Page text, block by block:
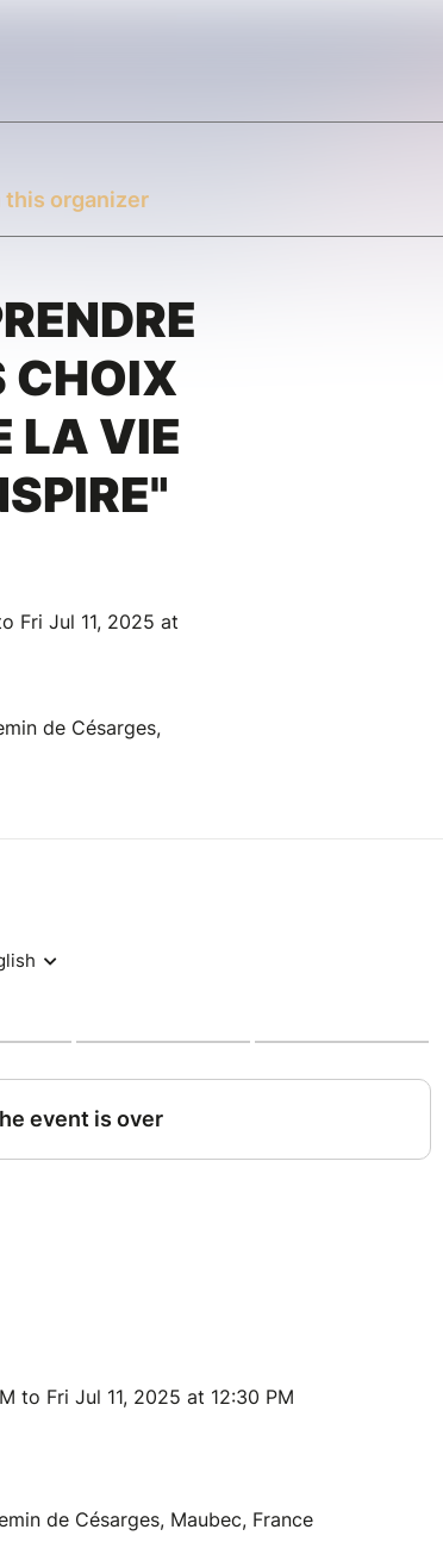
this organizer
CHOIX
LA VIE
Fri Jul 11, 2025 at
de Césarges,
to Fri Jul 11, 2025 at 12:30 PM
de Césarges, Maubec, France